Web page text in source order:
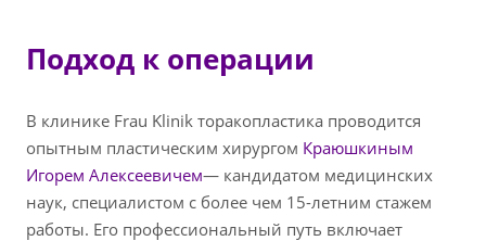
Подход к операции
В клинике Frau Klinik торакопластика проводится
опытным пластическим хирургом Краюшкиным
Игорем Алексеевичем— кандидатом медицинских
наук, специалистом с более чем 15-летним стажем
работы. Его профессиональный путь включает